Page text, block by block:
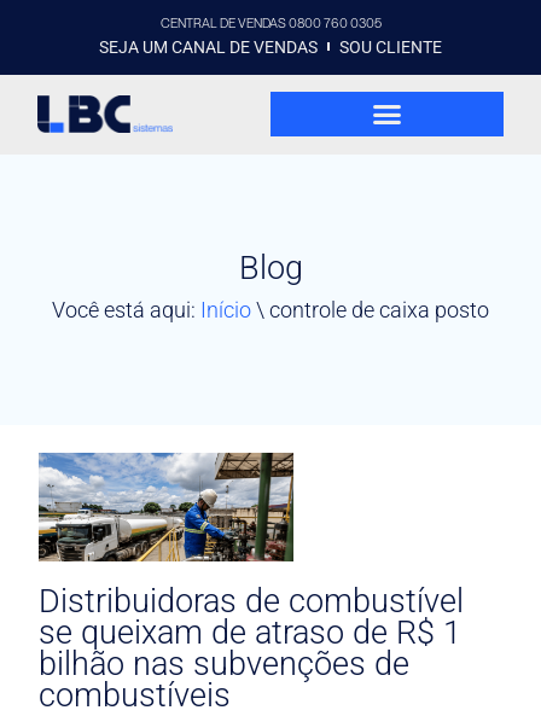
CENTRAL DE VENDAS 0800 760 0305
SEJA UM CANAL DE VENDAS SOU CLIENTE
Blog
Você está aqui: Início\ controle de caixa posto
Distribuidoras de combustível
se queixam de atraso de R$ 1
bilhão nas subvenções de
combustíveis